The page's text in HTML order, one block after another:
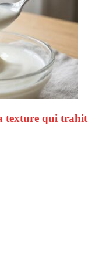
texture qui trahit